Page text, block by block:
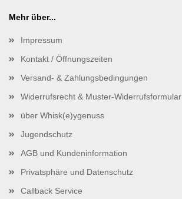
Mehr über...
Impressum
Kontakt / Öffnungszeiten
Versand- & Zahlungsbedingungen
Widerrufsrecht & Muster-Widerrufsformular
über Whisk(e)ygenuss
Jugendschutz
AGB und Kundeninformation
Privatsphäre und Datenschutz
Callback Service